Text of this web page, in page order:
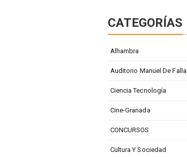
CATEGORÍAS
Alhambra
Auditorio Manuel De Falla
Ciencia Tecnología
Cine-Granada
CONCURSOS
Cultura Y Sociedad